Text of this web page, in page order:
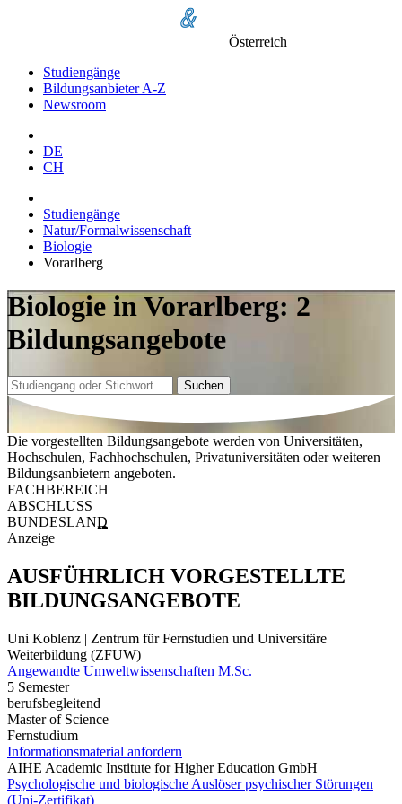
Österreich
Studiengänge
Bildungsanbieter A-Z
Newsroom
DE
CH
Studiengänge
Natur/Formalwissenschaft
Biologie
Vorarlberg
Biologie in Vorarlberg: 2
Bildungsangebote
Suchen
Die vorgestellten Bildungsangebote werden von Universitäten,
Hochschulen, Fachhochschulen, Privatuniversitäten oder weiteren
Bildungsanbietern angeboten.
FACHBEREICH
ABSCHLUSS
BUNDESLAND
Anzeige
AUSFÜHRLICH VORGESTELLTE
BILDUNGSANGEBOTE
Uni Koblenz | Zentrum für Fernstudien und Universitäre
Weiterbildung (ZFUW)
Angewandte Umweltwissenschaften M.Sc.
5 Semester
berufsbegleitend
Master of Science
Fernstudium
Informationsmaterial anfordern
AIHE Academic Institute for Higher Education GmbH
Psychologische und biologische Auslöser psychischer Störungen
(Uni-Zertifikat)